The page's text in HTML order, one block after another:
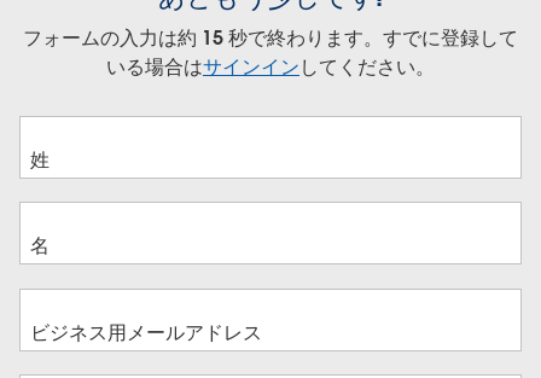
フォームの入力は約 15 秒で終わります。すでに登録して
いる場合はサインインしてください。